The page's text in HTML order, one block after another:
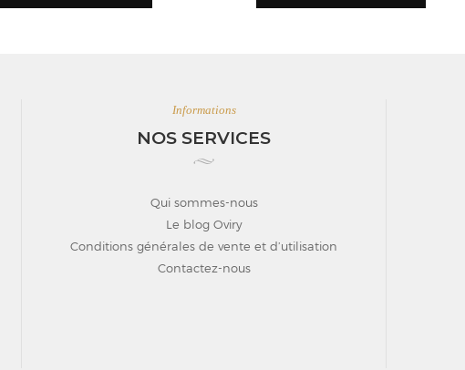
Informations
NOS SERVICES
Qui sommes-nous
Le blog Oviry
Conditions générales de vente et d’utilisation
Contactez-nous